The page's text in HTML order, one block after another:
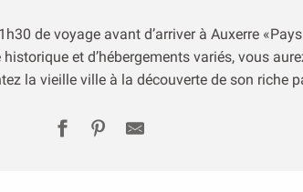
de voyage avant d’arriver à Auxerre «Pays
et d’hébergements variés, vous
la vieille ville à la découverte de son riche